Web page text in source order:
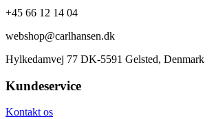
+45 66 12 14 04
webshop@carlhansen.dk
Hylkedamvej 77 DK-5591 Gelsted, Denmark
Kundeservice
Kontakt os